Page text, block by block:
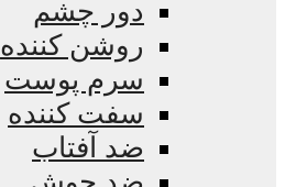
دور چشم
روشن کننده
سرم پوست
سفت کننده
ضد آفتاب